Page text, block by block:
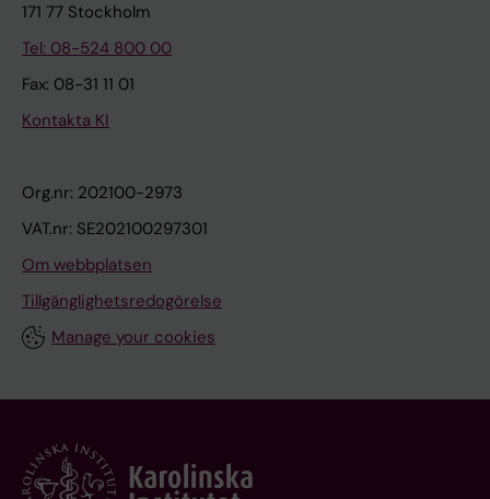
171 77 Stockholm
Tel: 08-524 800 00
Fax: 08-31 11 01
Kontakta KI
Org.nr: 202100-2973
VAT.nr: SE202100297301
Om webbplatsen
Tillgänglighetsredogörelse
Manage your cookies